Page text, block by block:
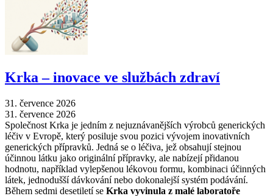
Krka –⁠ inovace ve službách zdraví
31. července 2026
31. července 2026
Společnost Krka je jedním z nejuznávanějších výrobců generických
léčiv v Evropě, který posiluje svou pozici vývojem inovativních
generických přípravků. Jedná se o léčiva, jež obsahují stejnou
účinnou látku jako originální přípravky, ale nabízejí přidanou
hodnotu, například vylepšenou lékovou formu, kombinaci účinných
látek, jednodušší dávkování nebo dokonalejší systém podávání.
Během sedmi desetiletí se Krka vyvinula z malé laboratoře